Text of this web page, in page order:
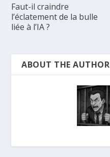
Faut-il craindre
l’éclatement de la bulle
liée à l’IA ?
ABOUT THE AUTHOR